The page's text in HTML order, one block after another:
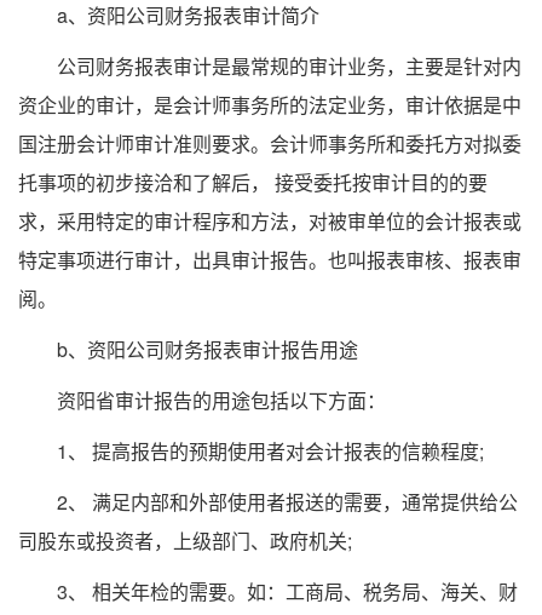
a、资阳公司财务报表审计简介
公司财务报表审计是最常规的审计业务，主要是针对内
资企业的审计，是会计师事务所的法定业务，审计依据是中
国注册会计师审计准则要求。会计师事务所和委托方对拟委
托事项的初步接洽和了解后， 接受委托按审计目的的要
求，采用特定的审计程序和方法，对被审单位的会计报表或
特定事项进行审计，出具审计报告。也叫报表审核、报表审
阅。
b、资阳公司财务报表审计报告用途
资阳省审计报告的用途包括以下方面：
1、 提高报告的预期使用者对会计报表的信赖程度;
2、 满足内部和外部使用者报送的需要，通常提供给公
司股东或投资者，上级部门、政府机关;
3、 相关年检的需要。如：工商局、税务局、海关、财